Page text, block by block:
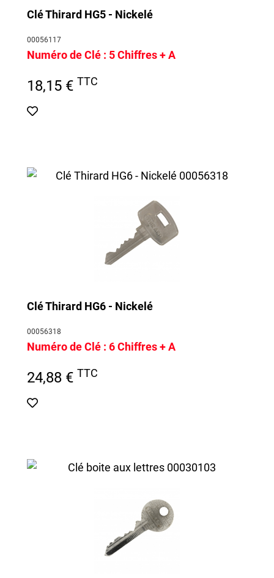
Clé Thirard HG5 - Nickelé
00056117
Numéro de Clé : 5 Chiffres + A
18,15 € TTC
Clé Thirard HG6 - Nickelé
00056318
Numéro de Clé : 6 Chiffres + A
24,88 € TTC